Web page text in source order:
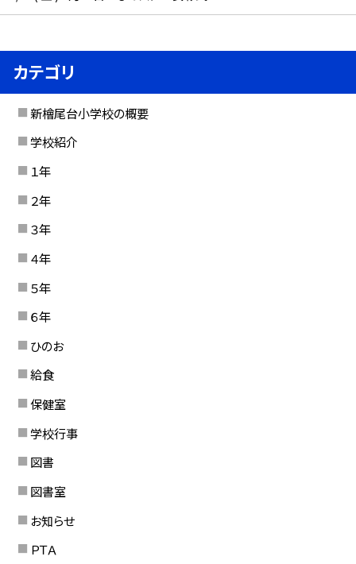
カテゴリ
新檜尾台小学校の概要
学校紹介
１年
２年
３年
４年
５年
６年
ひのお
給食
保健室
学校行事
図書
図書室
お知らせ
ＰＴＡ